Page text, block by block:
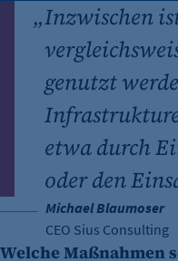
„Inzwischen
genutzt
etwa durch
oder den
Michael Blaumoser
CEO Sius Consulting
Welche Maßnahmen